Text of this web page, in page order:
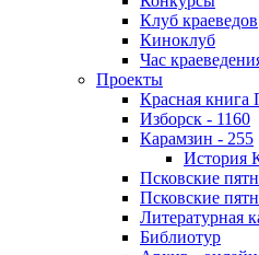
Клуб краеведов
Киноклуб
Час
Проекты
Красная книга
Изборск - 1160
Карамзин - 255
История
Псковские
Псковские
Литературная
Библиотур